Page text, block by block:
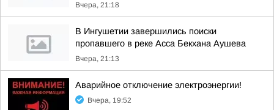
Вчера, 21:18
В Ингушетии завершились поиски
пропавшего в реке Асса Бекхана Аушева
Вчера, 21:13
Аварийное отключение электроэнергии!
Вчера, 19:52